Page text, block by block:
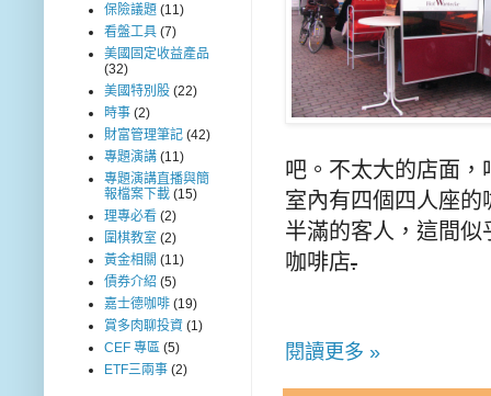
吧。不太大的店面
室內有四個四人座
半滿的客人，這間
咖啡店.
閱讀更多 »
保險議題 (11)
看盤工具 (7)
美國固定收益產品
(32)
美國特別股 (22)
時事 (2)
財富管理筆記 (42)
專題演講 (11)
專題演講直播與簡
報檔案下載 (15)
理專必看 (2)
圍棋教室 (2)
黃金相關 (11)
債券介紹 (5)
嘉士德咖啡 (19)
賞多肉聊投資 (1)
CEF 專區 (5)
ETF三兩事 (2)